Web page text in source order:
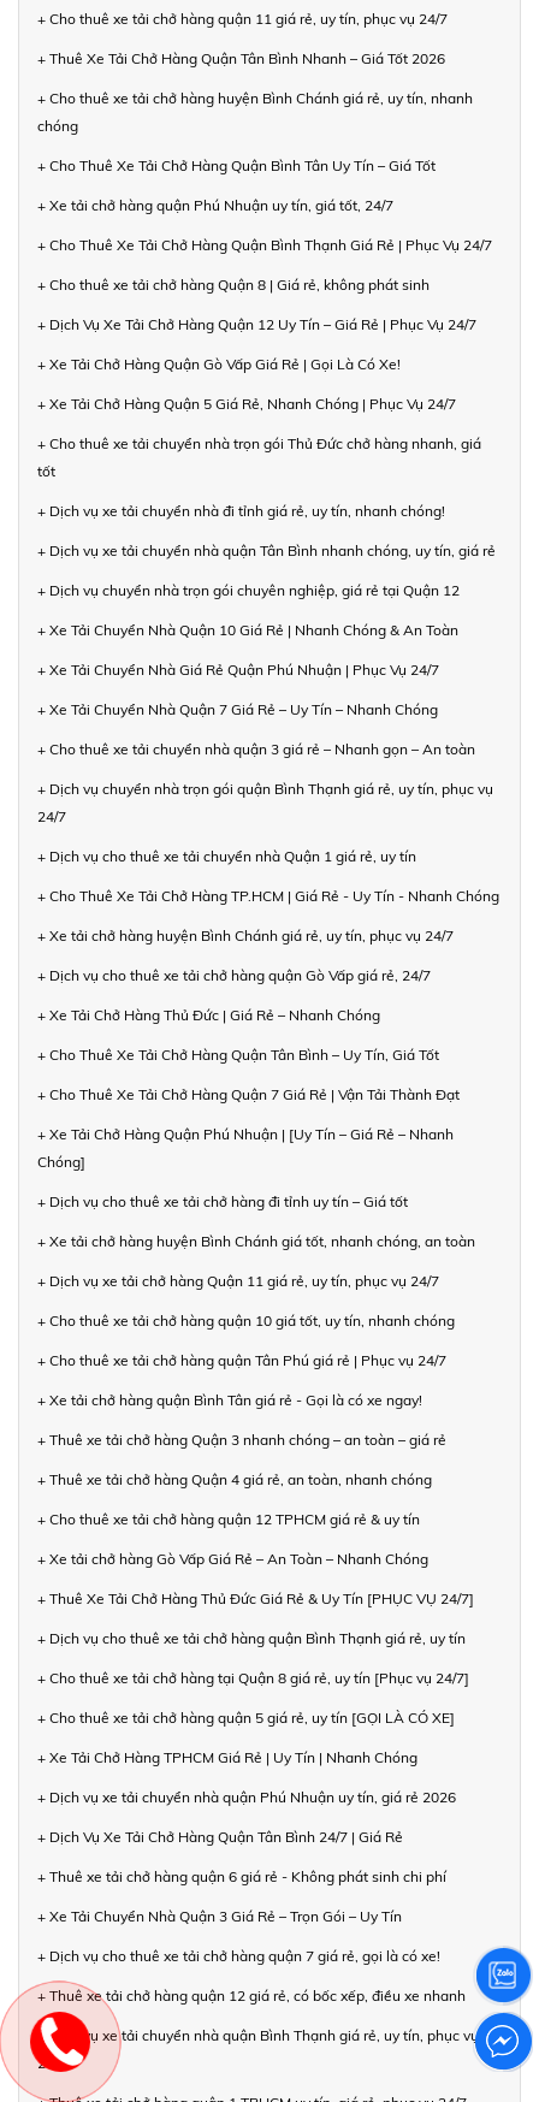
+ Cho thuê xe tải chở hàng quận 11 giá rẻ, uy tín, phục vụ 24/7
+ Thuê Xe Tải Chở Hàng Quận Tân Bình Nhanh – Giá Tốt 2026
+ Cho thuê xe tải chở hàng huyện Bình Chánh giá rẻ, uy tín, nhanh
chóng
+ Cho Thuê Xe Tải Chở Hàng Quận Bình Tân Uy Tín – Giá Tốt
+ Xe tải chở hàng quận Phú Nhuận uy tín, giá tốt, 24/7
+ Cho Thuê Xe Tải Chở Hàng Quận Bình Thạnh Giá Rẻ | Phục Vụ 24/7
+ Cho thuê xe tải chở hàng Quận 8 | Giá rẻ, không phát sinh
+ Dịch Vụ Xe Tải Chở Hàng Quận 12 Uy Tín – Giá Rẻ | Phục Vụ 24/7
+ Xe Tải Chở Hàng Quận Gò Vấp Giá Rẻ | Gọi Là Có Xe!
+ Xe Tải Chở Hàng Quận 5 Giá Rẻ, Nhanh Chóng | Phục Vụ 24/7
+ Cho thuê xe tải chuyển nhà trọn gói Thủ Đức chở hàng nhanh, giá
tốt
+ Dịch vụ xe tải chuyển nhà đi tỉnh giá rẻ, uy tín, nhanh chóng!
+ Dịch vụ xe tải chuyển nhà quận Tân Bình nhanh chóng, uy tín, giá rẻ
+ Dịch vụ chuyển nhà trọn gói chuyên nghiệp, giá rẻ tại Quận 12
+ Xe Tải Chuyển Nhà Quận 10 Giá Rẻ | Nhanh Chóng & An Toàn
+ Xe Tải Chuyển Nhà Giá Rẻ Quận Phú Nhuận | Phục Vụ 24/7
+ Xe Tải Chuyển Nhà Quận 7 Giá Rẻ – Uy Tín – Nhanh Chóng
+ Cho thuê xe tải chuyển nhà quận 3 giá rẻ – Nhanh gọn – An toàn
+ Dịch vụ chuyển nhà trọn gói quận Bình Thạnh giá rẻ, uy tín, phục vụ
24/7
+ Dịch vụ cho thuê xe tải chuyển nhà Quận 1 giá rẻ, uy tín
+ Cho Thuê Xe Tải Chở Hàng TP.HCM | Giá Rẻ - Uy Tín - Nhanh Chóng
+ Xe tải chở hàng huyện Bình Chánh giá rẻ, uy tín, phục vụ 24/7
+ Dịch vụ cho thuê xe tải chở hàng quận Gò Vấp giá rẻ, 24/7
+ Xe Tải Chở Hàng Thủ Đức | Giá Rẻ – Nhanh Chóng
+ Cho Thuê Xe Tải Chở Hàng Quận Tân Bình – Uy Tín, Giá Tốt
+ Cho Thuê Xe Tải Chở Hàng Quận 7 Giá Rẻ | Vận Tải Thành Đạt
+ Xe Tải Chở Hàng Quận Phú Nhuận | [Uy Tín – Giá Rẻ – Nhanh
Chóng]
+ Dịch vụ cho thuê xe tải chở hàng đi tỉnh uy tín – Giá tốt
+ Xe tải chở hàng huyện Bình Chánh giá tốt, nhanh chóng, an toàn
+ Dịch vụ xe tải chở hàng Quận 11 giá rẻ, uy tín, phục vụ 24/7
+ Cho thuê xe tải chở hàng quận 10 giá tốt, uy tín, nhanh chóng
+ Cho thuê xe tải chở hàng quận Tân Phú giá rẻ | Phục vụ 24/7
+ Xe tải chở hàng quận Bình Tân giá rẻ - Gọi là có xe ngay!
+ Thuê xe tải chở hàng Quận 3 nhanh chóng – an toàn – giá rẻ
+ Thuê xe tải chở hàng Quận 4 giá rẻ, an toàn, nhanh chóng
+ Cho thuê xe tải chở hàng quận 12 TPHCM giá rẻ & uy tín
+ Xe tải chở hàng Gò Vấp Giá Rẻ – An Toàn – Nhanh Chóng
+ Thuê Xe Tải Chở Hàng Thủ Đức Giá Rẻ & Uy Tín [PHỤC VỤ 24/7]
+ Dịch vụ cho thuê xe tải chở hàng quận Bình Thạnh giá rẻ, uy tín
+ Cho thuê xe tải chở hàng tại Quận 8 giá rẻ, uy tín [Phục vụ 24/7]
+ Cho thuê xe tải chở hàng quận 5 giá rẻ, uy tín [GỌI LÀ CÓ XE]
+ Xe Tải Chở Hàng TPHCM Giá Rẻ | Uy Tín | Nhanh Chóng
+ Dịch vụ xe tải chuyển nhà quận Phú Nhuận uy tín, giá rẻ 2026
+ Dịch Vụ Xe Tải Chở Hàng Quận Tân Bình 24/7 | Giá Rẻ
+ Thuê xe tải chở hàng quận 6 giá rẻ - Không phát sinh chi phí
+ Xe Tải Chuyển Nhà Quận 3 Giá Rẻ – Trọn Gói – Uy Tín
+ Dịch vụ cho thuê xe tải chở hàng quận 7 giá rẻ, gọi là có xe!
+ Thuê xe tải chở hàng quận 12 giá rẻ, có bốc xếp, điều xe nhanh
+ Dịch vụ xe tải chuyển nhà quận Bình Thạnh giá rẻ, uy tín, phục vụ
24/7